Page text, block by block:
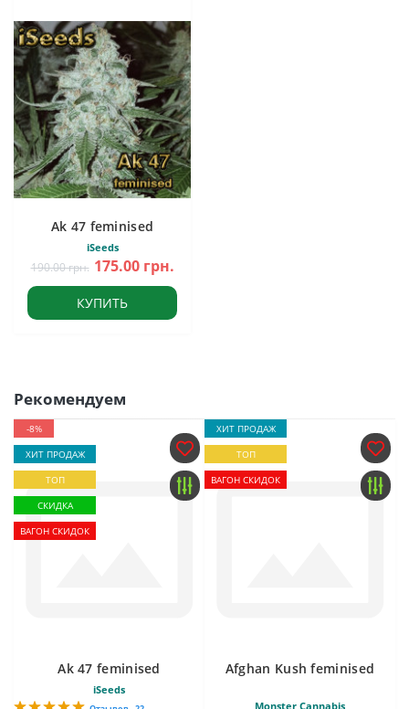
Ak 47 feminised
iSeeds
190.00 грн. 175.00 грн.
КУПИТЬ
Рекомендуем
-8%
ХИТ ПРОДАЖ
ТОП
СКИДКА
ВАГОН СКИДОК
Ak 47 feminised
iSeeds
ХИТ ПРОДАЖ
ТОП
ВАГОН СКИДОК
Afghan Kush feminised
Monster Cannabis